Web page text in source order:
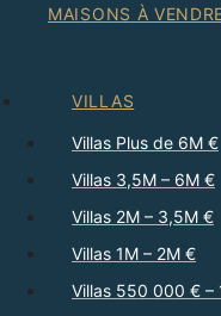
MAISONS À
VILLAS
Villas Plus de 6M €
Villas 3,5M – 6M €
Villas 2M – 3,5M €
Villas 1M – 2M €
Villas 550 000 € –